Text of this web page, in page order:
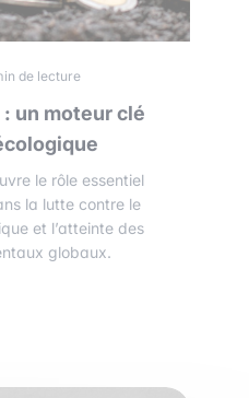
de lecture
un moteur clé
le rôle essentiel
la lutte contre le
et l’atteinte des
globaux.